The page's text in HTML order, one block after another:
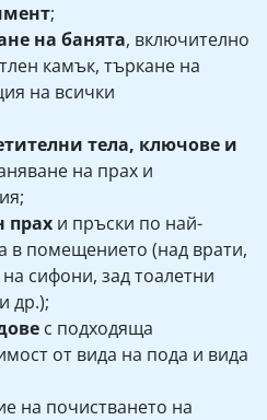
;
на банята, включително
камък, търкане на
на всички
тела, ключове и
на прах и
прах и пръски по най-
в помещението (над врати,
сифони, зад тоалетни
др.);
с подходяща
от вида на пода и вида
на почистването на